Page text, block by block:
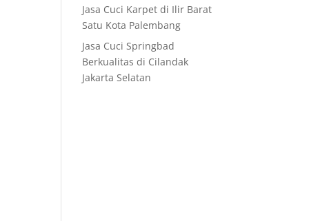
Jasa Cuci Karpet di Ilir Barat
Satu Kota Palembang
Jasa Cuci Springbad
Berkualitas di Cilandak
Jakarta Selatan